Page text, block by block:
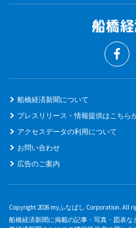
船橋経済新聞について
プレスリリース・情報提供はこちら
アクセスデータの利用について
お問い合わせ
広告のご案内
Copyright 2026 myふなばし Corporation. All
船橋経済新聞に掲載の記事・写真・図表